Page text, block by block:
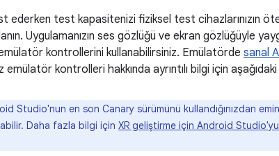
ederken test kapasitenizi fiziksel test cihazlarınızın
Uygulamanızın ses gözlüğü ve ekran gözlüğüyle
kontrollerini kullanabilirsiniz. Emülatörde sanal
emülatör kontrolleri hakkında ayrıntılı bilgi için
Studio'nun en son Canary sürümünü kullandığınızdan
Daha fazla bilgi için XR geliştirme için Android Studio'yu